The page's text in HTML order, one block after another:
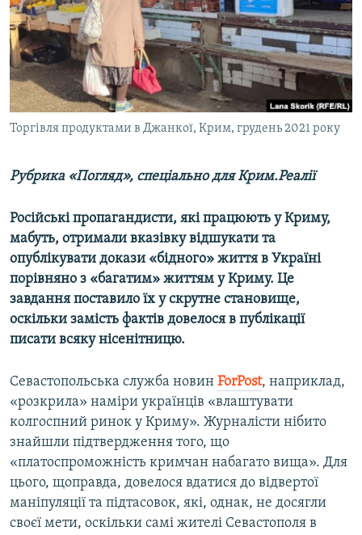
ВІДЕОУРОКИ «ELIFBE»
СВІДЧЕННЯ ОКУПАЦІЇ
УКРАЇНСЬКА ПРОБЛЕМА КРИМУ
ІНФОГРАФІКА
Русский
Qırımtatar
ДОЛУЧАЙСЯ!
Усі сайти RFE/RL
Торгівля продуктами в Джанкої, Крим, грудень 2021 року
Рубрика «Погляд», спеціально для Крим.Реалії
Російські пропагандисти, які працюють у Криму,
мабуть, отримали вказівку відшукати та
опублікувати докази «бідного» життя в Україні
порівняно з «багатим» життям у Криму. Це
завдання поставило їх у скрутне становище,
оскільки замість фактів довелося в публікації
писати всяку нісенітницю.
Севастопольська служба новин ForPost, наприклад,
«розкрила» наміри українців «влаштувати
колгоспний ринок у Криму». Журналісти нібито
знайшли підтвердження того, що
«платоспроможність кримчан набагато вища». Для
цього, щоправда, довелося вдатися до відвертої
маніпуляції та підтасовок, які, однак, не досягли
своєї мети, оскільки самі жителі Севастополя в